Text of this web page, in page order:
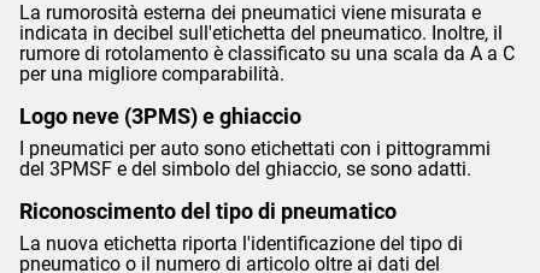
La rumorosità esterna dei pneumatici viene misurata e
indicata in decibel sull'etichetta del pneumatico. Inoltre, il
rumore di rotolamento è classificato su una scala da A a C
per una migliore comparabilità.
Logo neve (3PMS) e ghiaccio
I pneumatici per auto sono etichettati con i pittogrammi
del 3PMSF e del simbolo del ghiaccio, se sono adatti.
Riconoscimento del tipo di pneumatico
La nuova etichetta riporta l'identificazione del tipo di
pneumatico o il numero di articolo oltre ai dati del